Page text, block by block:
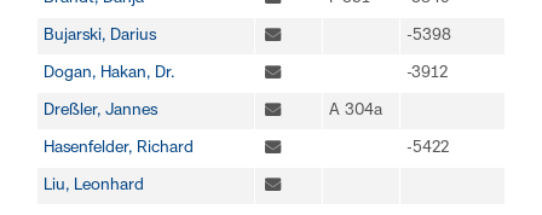
Bujarski, Darius -5398
Dogan, Hakan, Dr. -3912
Dreßler, Jannes A 304a
Hasenfelder, Richard -5422
Liu, Leonhard